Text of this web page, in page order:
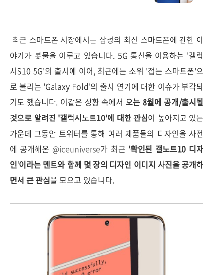
최근 스마트폰 시장에서는 삼성의 최신 스마트폰에 관한 이
야기가 봇물을 이루고 있습니다. 5G 통신을 이용하는 '갤럭
시S10 5G'의 출시에 이어, 최근에는 소위 '접는 스마트폰'으
로 불리는 'Galaxy Fold'의 출시 연기에 대한 이슈가 부각되
기도 했습니다. 이같은 상황 속에서오는 8월에 공개/출시될
것으로 알려진 '갤럭시노트10'에 대한 관심이 높아지고 있는
가운데 그동안 트위터를 통해 여러 제품들의 디자인을 사전
에 공개해온 @iceuniverse가 최근 '확인된 갤노트10 디자
인'이라는 멘트와 함께 몇 장의 디자인 이미지 사진을 공개하
면서 큰 관심을 모으고 있습니다.